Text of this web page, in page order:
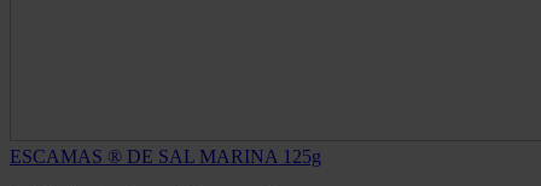
ESCAMAS ® DE SAL MARINA 125g